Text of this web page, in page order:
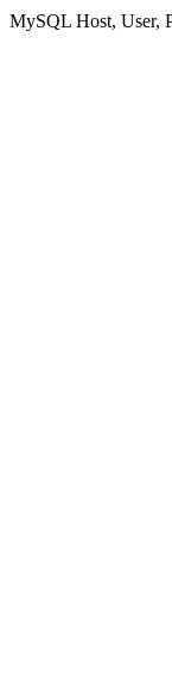
MySQL Host, User,